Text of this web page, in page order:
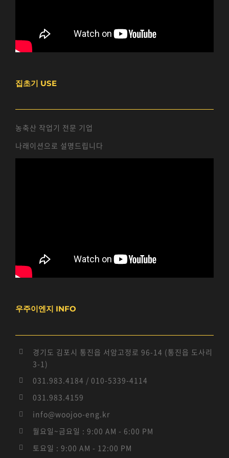
집초기 USE
농축산 작업기 전문 기업
나래이션으로 설명드립니다
우주이엔지 INFO
경기도 김포시 통진읍 서암고정로 96-14 (통진읍 도사리
3-1)
031.983.4184 / 010-5339-4114
031.983.4159
info@woojoo-eng.kr
월요일~금요일 : 9:00 AM - 6:00 PM
토요일 : 9:00 AM - 12:00 PM